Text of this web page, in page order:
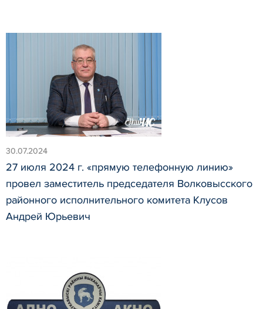
30.07.2024
27 июля 2024 г. «прямую телефонную линию»
провел заместитель председателя Волковысского
районного исполнительного комитета Клусов
Андрей Юрьевич